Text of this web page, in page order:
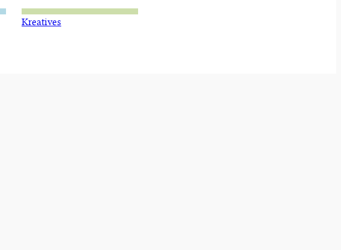
Kreatives